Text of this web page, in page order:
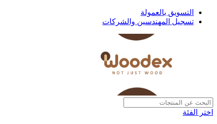
التسويق بالعمولة
تسجيل المهندسين والشركات
اختر الفئة